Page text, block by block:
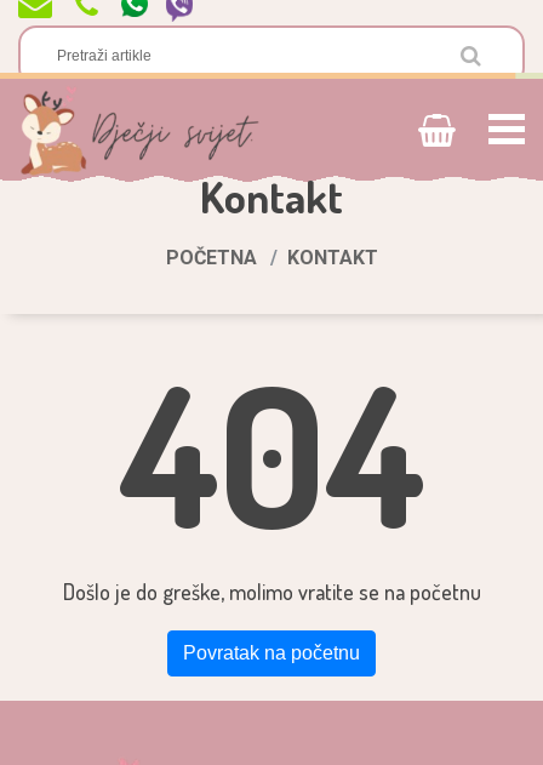
Kontakt
POČETNA KONTAKT
404
Došlo je do greške, molimo vratite se na početnu
Povratak na početnu